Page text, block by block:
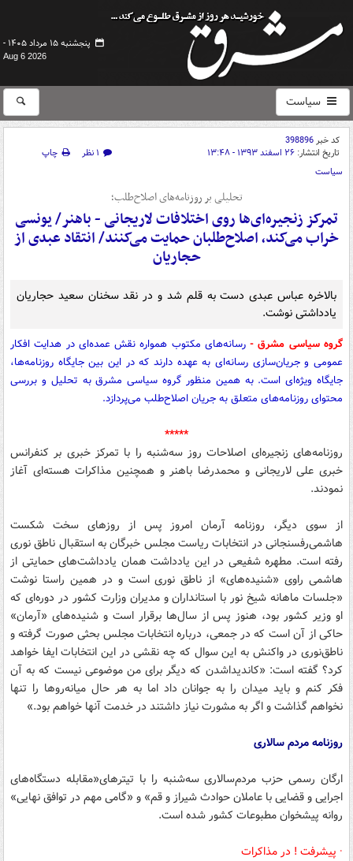
پنجشنبه ۱۵ مرداد ۱۴۰۵ -
Aug 6 2026
سیاست
کد خبر398896
تاریخ انتشار: ۲۶ اسفند ۱۳۹۳ - ۱۳:۴۸ ۱ نظر
چاپ
سیاست
تحلیلی بر روزنامه‌های اصلاح‌طلب؛
تمرکز زنجیره‌ای‌ها روی اختلافات لاریجانی - باهنر/ یونسی
خراب می‌کند، اصلاح‌طلبان حمایت می‌کنند/ انتقاد عبدی از
حجاریان
بالاخره عباس عبدی دست به قلم شد و در نقد سخنان سعید حجاریان
یادداشتی نوشت.
گروه سیاسی مشرق -رسانه‌های مکتوب همواره نقش عمده‌ای در هدایت افکار
عمومی و جریان‌سازی رسانه‌ای به عهده دارند که در این بین جایگاه روزنامه‌ها،
جایگاه ویژه‌ای است. به همین منظور گروه سیاسی مشرق به تحلیل و بررسی
محتوای روزنامه‌های متعلق به جریان اصلاح‌طلب می‌پردازد.
*****
روزنامه‌های زنجیره‌ای اصلاحات روز سه‌شنبه را با تمرکز خبری بر کنفرانس
خبری علی لاریجانی و محمدرضا باهنر و همچنین مذاکرات هسته‌ای آغاز
نمودند.
از سوی دیگر، روزنامه آرمان‌ امروز پس از روزهای سخت شکست
هاشمی‌رفسنجانی در انتخابات ریاست مجلس خبرگان به استقبال ناطق نوری
رفته است. مطهره شفیعی در این یادداشت همان یادداشت‌های حمایتی از
هاشمی راوی «شنیده‌های» از ناطق نوری است و در همین راستا نوشت
«جلسات ماهانه شیخ نور با استانداران و مدیران وزارت کشور در دوره‌ای که
او وزیر کشور بود، هنوز پس از سال‌ها برقرار است و شنیده‌های «آرمان»
حاکی از آن است که در جمعی، درباره انتخابات مجلس بحثی صورت گرفته و
ناطق‌نوری در واکنش به این سوال که چه نقشی در این انتخابات ایفا خواهد
کرد؟ گفته است: «کاندیداشدن که دیگر برای من موضوعی نیست که به آن
فکر کنم و باید میدان را به جوانان داد اما به هر حال میانه‌روها را تنها
نخواهم گذاشت و اگر به مشورت نیاز داشتند در خدمت آنها خواهم بود.»
روزنامه مردم ‌سالاری
ارگان رسمی حزب مردم‌سالاری سه‌شنبه را با تیترهای«مقابله دستگاه‌های
اجرایی و قضایی با عاملان حوادث شیراز و قم» و «گامی مهم در توافق نهایی»
روانه پیشخوان مطبوعات کشور شده است.
· پیشرفت ! در مذاکرات